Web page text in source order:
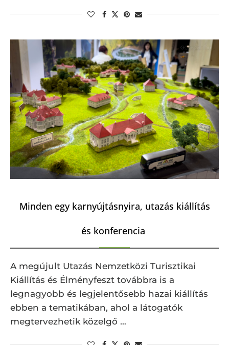
Minden egy karnyújtásnyira, utazás kiállítás
és konferencia
A megújult Utazás Nemzetközi Turisztikai
Kiállítás és Élményfeszt továbbra is a
legnagyobb és legjelentősebb hazai kiállítás
ebben a tematikában, ahol a látogatók
megtervezhetik közelgő …